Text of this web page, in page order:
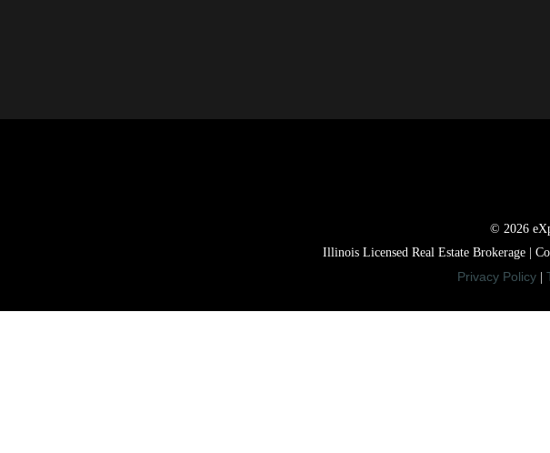
© 2026
Illinois Licensed Real Estate Brokerage |
Privacy Policy